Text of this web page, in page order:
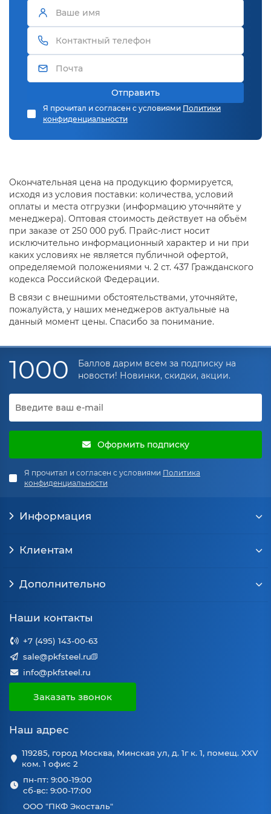
высокоточную механическую обработку;
сборочно-сварочные работы;
современные покрасочные работы.
Мы предлагаем следующие услуги:
Лазерная обработка металла
Пескоструйная обработка металла
Крупно-габаритная обработка металла
Плазменная обработка металлов
Узнать больше об услуге или оформить заказ можно у
Отправить
Я прочитал и согласен с условиями Политики
конфиденциальности
Окончательная цена на продукцию формируется,
исходя из условия поставки: количества, условий
оплаты и места отгрузки (информацию уточняйте у
менеджера). Оптовая стоимость действует на объём
при заказе от 250 000 руб. Прайс-лист носит
исключительно информационный характер и ни при
каких условиях не является публичной офертой,
определяемой положениями ч. 2 ст. 437 Гражданского
кодекса Российской Федерации.
В связи с внешними обстоятельствами, уточняйте,
пожалуйста, у наших менеджеров актуальные на
данный момент цены. Спасибо за понимание.
1000
Баллов дарим всем за подписку на
новости! Новинки, скидки, акции.
Оформить подписку
Я прочитал и согласен с условиями Политика
конфиденциальности
Информация
Клиентам
Дополнительно
Наши контакты
+7 (495) 143-00-63
sale@pkfsteel.ru
info@pkfsteel.ru
Заказать звонок
Наш адрес
119285, город Москва, Минская ул, д. 1г к. 1, помещ. XXV
ком. 1 офис 2
пн-пт: 9:00-19:00
сб-вс: 9:00-17:00
ООО "ПКФ Экосталь"